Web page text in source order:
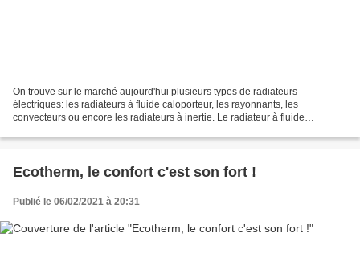
On trouve sur le marché aujourd'hui plusieurs types de radiateurs
électriques: les radiateurs à fluide caloporteur, les rayonnants, les
convecteurs ou encore les radiateurs à inertie. Le radiateur à fluide
Ecotherm, le confort c'est son fort !
Publié le 06/02/2021 à 20:31